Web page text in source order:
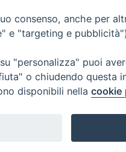
consenso, anche per
e "targeting e
"personalizza" puoi
o chiudendo questa
disponibili nella cookie